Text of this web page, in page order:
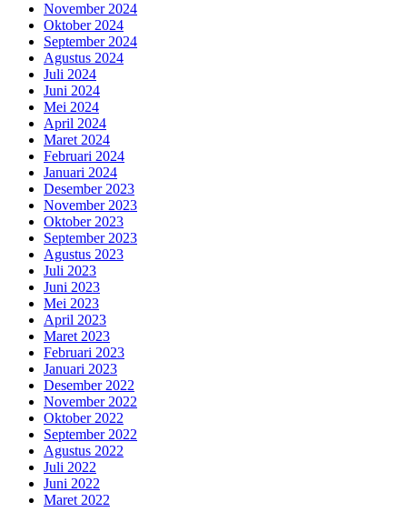
November 2024
Oktober 2024
September 2024
Agustus 2024
Juli 2024
Juni 2024
Mei 2024
April 2024
Maret 2024
Februari 2024
Januari 2024
Desember 2023
November 2023
Oktober 2023
September 2023
Agustus 2023
Juli 2023
Juni 2023
Mei 2023
April 2023
Maret 2023
Februari 2023
Januari 2023
Desember 2022
November 2022
Oktober 2022
September 2022
Agustus 2022
Juli 2022
Juni 2022
Maret 2022